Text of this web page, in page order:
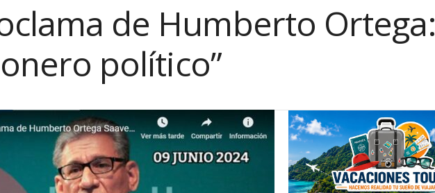
de Humberto Ortega:
político”